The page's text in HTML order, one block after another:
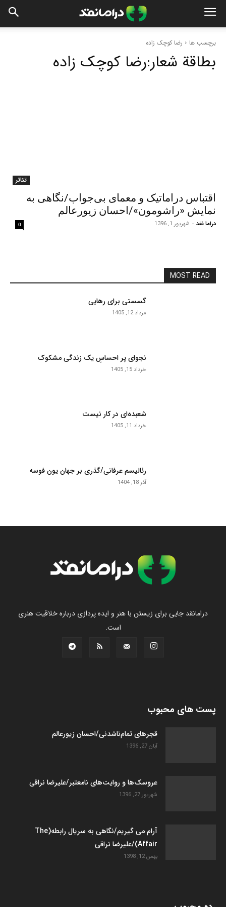
برچسب ها رضا کوچک زاده
بطاقة شعار:رضا کوچک زاده
تئاتر
اقتباس دراماتیک و معمای بی‌جواب/نگاهی به
نمایش «راشومون»/احسان زیورعالم
دراما نقد - شهریور 1, 1396 0
MOST READ
گسستی برای رهایی
مرداد 12, 1405
نجوای پر احساسِ یک زندگی مشکوک
خرداد 15, 1405
شعبده‌ای در کار نیست
خرداد 11, 1405
رئالیسم عرفانی/گذری بر جهان یون فوسه
آذر 18, 1404
درامانقد جایی برای زیستن با هنر و ایده پردازی درباره خلاقیت هنری
است.
پست های محبوب
قجرهای تمام‌ناشدنی/احسان زیورعالم
آبان 27, 1396
عروسک­‌ها و روایت­‌های نامعتبر/علیرضا نراقی
شهریور 27, 1396
آرام می گیریم/نگاهی به سریال رابطه(The
Affair)/علیرضا نراقی
بهمن 12, 1398